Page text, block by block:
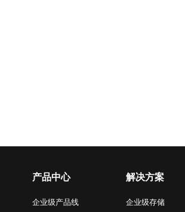
产品中心
企业级产品线
解决方案
企业级存储